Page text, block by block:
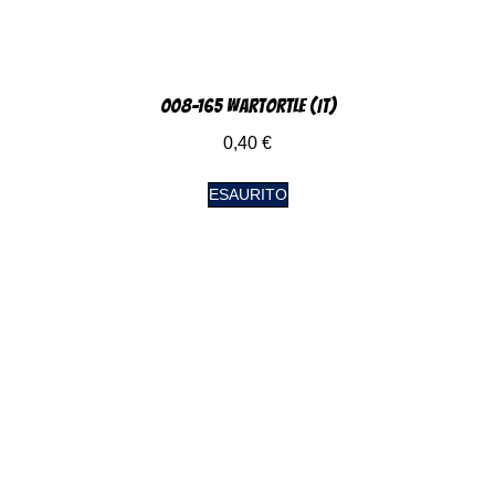
008-165 Wartortle (IT)
0,40 €
ESAURITO